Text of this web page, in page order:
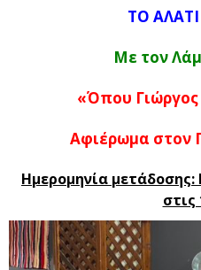
ΤΟ
Με τον
«Όπου
Αφιέρωμα στον
Ημερομηνία μετάδοσης:
στις